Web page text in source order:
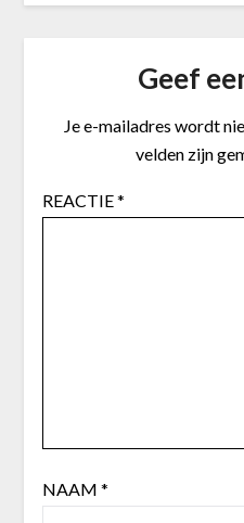
Geef
Je e-mailadres wordt
velden zijn
REACTIE*
NAAM *